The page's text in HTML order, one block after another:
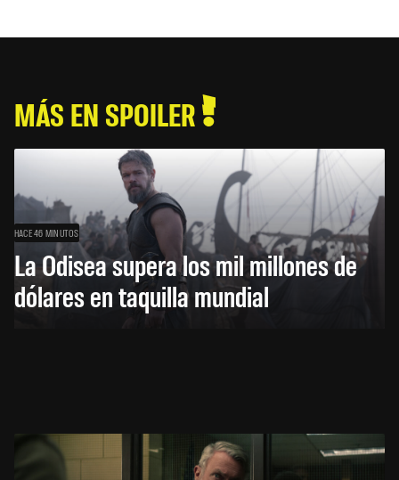
MÁS EN SPOILER
HACE 46 MINUTOS
La Odisea supera los mil millones de
dólares en taquilla mundial